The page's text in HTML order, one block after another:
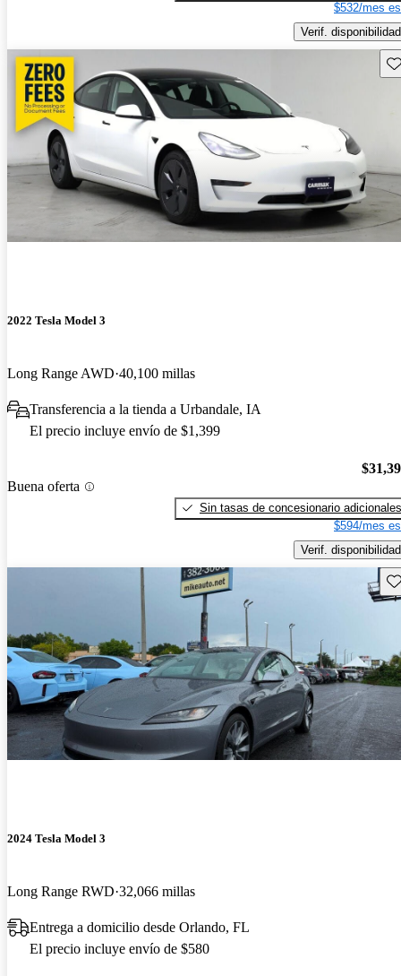
$532/mes
Verif. disponibilidad
2022 Tesla Model 3
Long Range AWD 40,100 millas
Transferencia a la tienda a Urbandale, IA
El precio incluye envío de $1,399
Buena oferta
Sin tasas de concesionario adicionales
$594/mes
Verif. disponibilidad
2024 Tesla Model 3
Long Range RWD 32,066 millas
Entrega a domicilio desde Orlando, FL
El precio incluye envío de $580